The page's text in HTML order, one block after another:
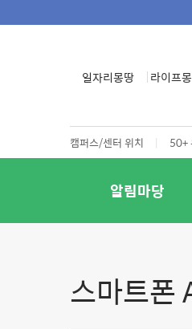
일자리몽땅 라이프
캠퍼스/센터 위치 | 50+
알림마당
스마트폰